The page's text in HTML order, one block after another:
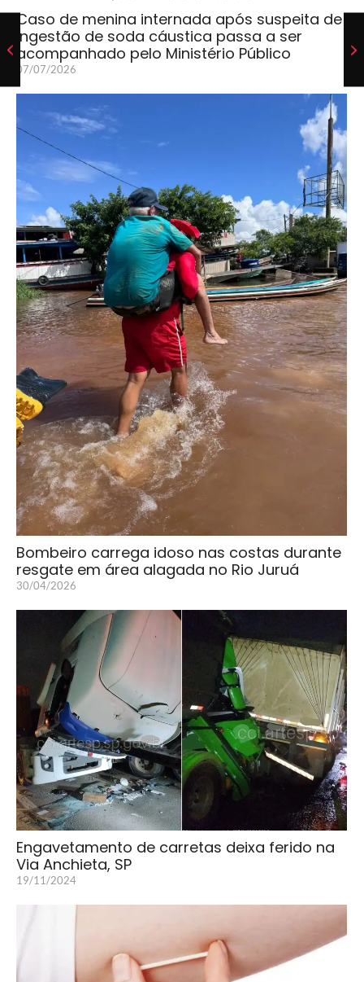
Caso de menina internada após suspeita de
ingestão de soda cáustica passa a ser
acompanhado pelo Ministério Público
07/07/2026
Bombeiro carrega idoso nas costas durante
resgate em área alagada no Rio Juruá
30/04/2026
Engavetamento de carretas deixa ferido na
Via Anchieta, SP
19/11/2024